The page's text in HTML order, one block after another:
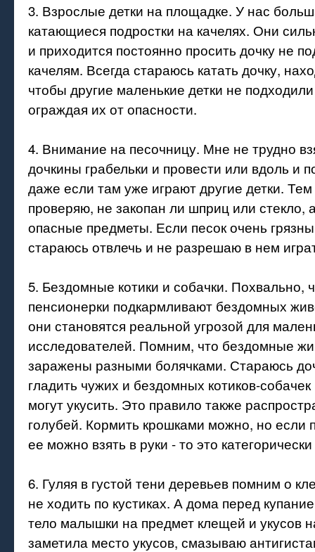
3. Взрослые детки на площадке. У нас
катающиеся подростки на качелях. Они
и приходится постоянно просить дочку не
качелям. Всегда стараюсь катать дочку,
чтобы другие маленькие детки не
ограждая их от опасности.
4. Внимание на песочницу. Мне не трудно
дочкины грабельки и провести или вдоль и
даже если там уже играют другие детки.
проверяю, не закопан ли шприц или стекло,
опасные предметы. Если песок очень
стараюсь отвлечь и не разрешаю в нем
5. Бездомные котики и собачки. Похвально,
пенсионерки подкармливают бездомных
они становятся реальной угрозой для
исследователей. Помним, что бездомные
заражены разными болячками. Стараюсь
гладить чужих и бездомных котиков-
могут укусить. Это правило также
голубей. Кормить крошками можно, но если
ее можно взять в руки - то это
6. Гуляя в густой тени деревьев помним о
не ходить по кустиках. А дома перед
тело малышки на предмет клещей и укусов
заметила место укусов, смазываю